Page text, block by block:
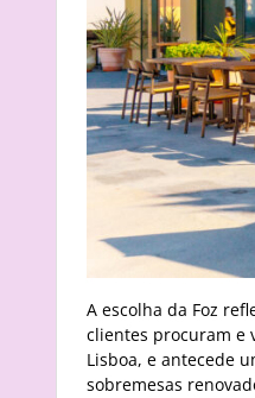
A escolha da Foz
clientes procuram e
Lisboa, e antecede
sobremesas